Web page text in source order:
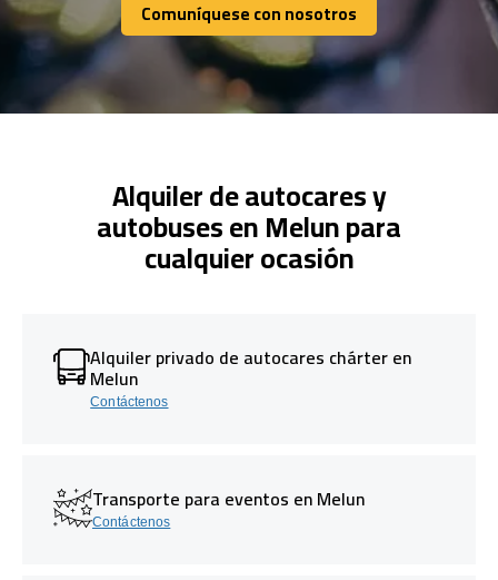
Comuníquese con nosotros
Comuníquese con nosotros
Alquiler de autocares y
autobuses en Melun para
cualquier ocasión
Alquiler privado de autocares chárter en
Melun
Contáctenos
Transporte para eventos en Melun
Contáctenos